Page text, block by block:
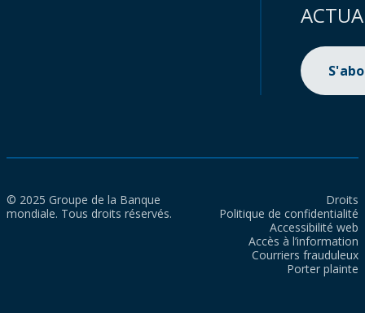
© 2025 Groupe de la Banque
mondiale. Tous droits réservés.
Droits
Politique de confidentialité
Accessibilité web
Accès à l’information
Courriers frauduleux
Porter plainte